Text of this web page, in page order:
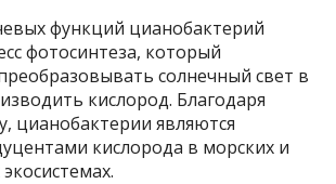
функций цианобактерий
фотосинтеза, который
солнечный свет в
кислород. Благодаря
цианобактерии являются
кислорода в морских и